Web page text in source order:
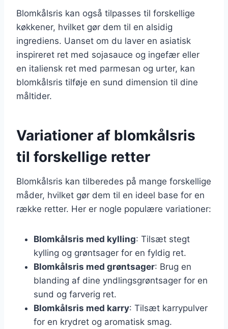
Blomkålsris kan også tilpasses til forskellige
køkkener, hvilket gør dem til en alsidig
ingrediens. Uanset om du laver en asiatisk
inspireret ret med sojasauce og ingefær eller
en italiensk ret med parmesan og urter, kan
blomkålsris tilføje en sund dimension til dine
måltider.
Variationer af blomkålsris
til forskellige retter
Blomkålsris kan tilberedes på mange forskellige
måder, hvilket gør dem til en ideel base for en
række retter. Her er nogle populære variationer:
Blomkålsris med kylling: Tilsæt stegt
kylling og grøntsager for en fyldig ret.
Blomkålsris med grøntsager: Brug en
blanding af dine yndlingsgrøntsager for en
sund og farverig ret.
Blomkålsris med karry: Tilsæt karrypulver
for en krydret og aromatisk smag.